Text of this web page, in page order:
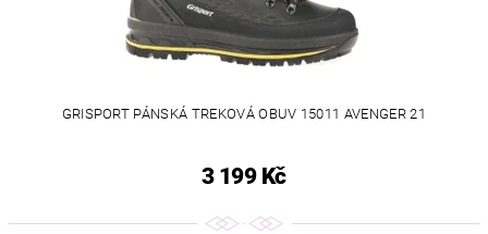
GRISPORT PÁNSKÁ TREKOVÁ OBUV 15011 AVENGER 21
3 199 Kč